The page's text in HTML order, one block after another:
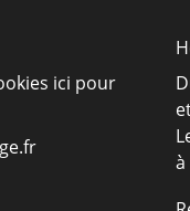
ici pour
à